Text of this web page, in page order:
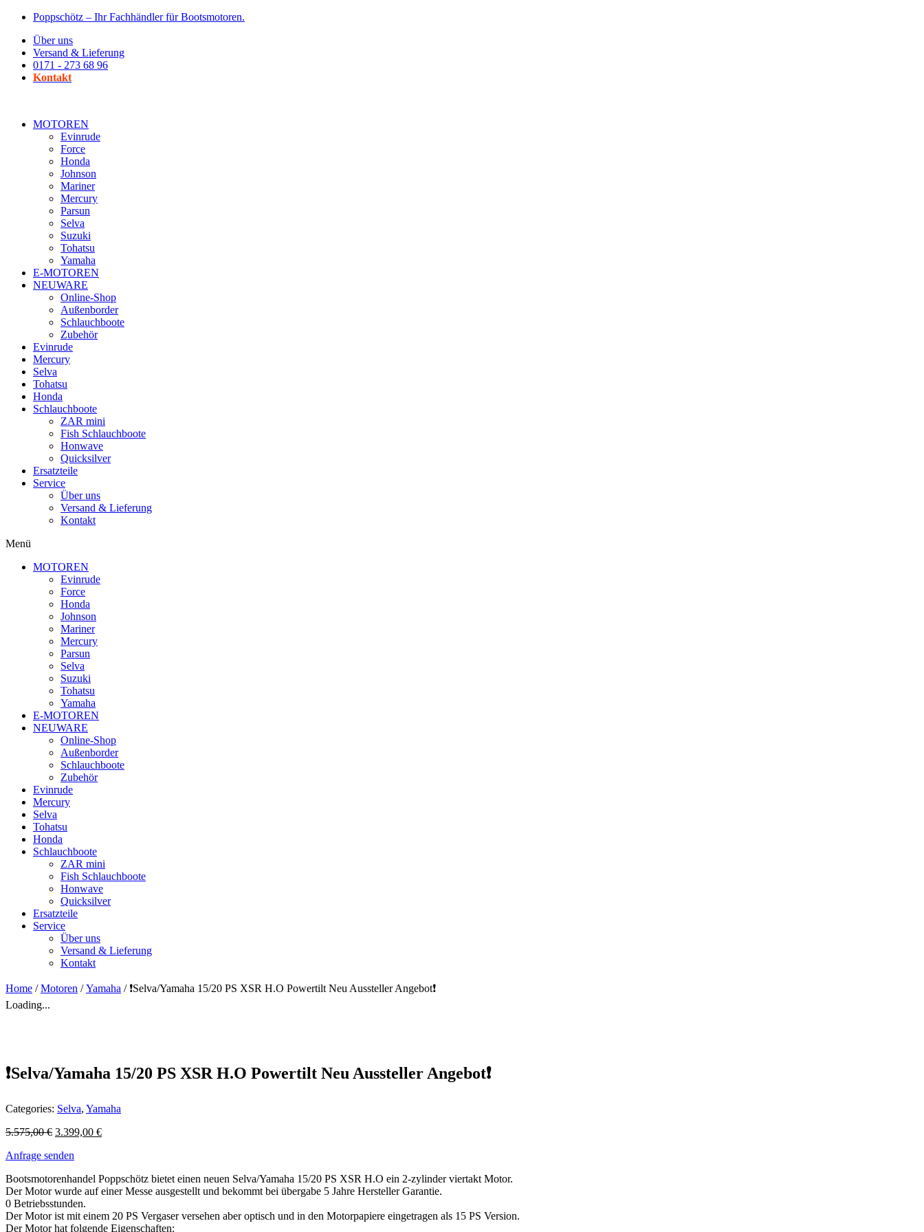
Zum
wechseln
Poppschötz – Ihr Fachhändler für Bootsmotoren.
Über uns
Versand & Lieferung
0171 - 273 68 96
Kontakt
MOTOREN
Evinrude
Force
Honda
Johnson
Mariner
Mercury
Parsun
Selva
Suzuki
Tohatsu
Yamaha
E-MOTOREN
NEUWARE
Online-Shop
Außenborder
Schlauchboote
Zubehör
Evinrude
Mercury
Selva
Tohatsu
Honda
Schlauchboote
ZAR mini
Fish Schlauchboote
Honwave
Quicksilver
Ersatzteile
Service
Über uns
Versand & Lieferung
Kontakt
Menü
MOTOREN
Evinrude
Force
Honda
Johnson
Mariner
Mercury
Parsun
Selva
Suzuki
Tohatsu
Yamaha
E-MOTOREN
NEUWARE
Online-Shop
Außenborder
Schlauchboote
Zubehör
Evinrude
Mercury
Selva
Tohatsu
Honda
Schlauchboote
ZAR mini
Fish Schlauchboote
Honwave
Quicksilver
Ersatzteile
Service
Über uns
Versand & Lieferung
Kontakt
Home /Motoren /Yamaha / ❗Selva/Yamaha 15/20 PS XSR H.O Powertilt Neu Aussteller Angebot❗
Loading...
❗Selva/Yamaha 15/20 PS XSR H.O Powertilt Neu Aussteller Angebot❗
Categories: Selva, Yamaha
5.575,00€ 3.399,00 €
Anfrage senden
Bootsmotorenhandel Poppschötz bietet einen neuen Selva/Yamaha 15/20 PS XSR H.O ein 2-zylinder viertakt Motor.
Der Motor wurde auf einer Messe ausgestellt und bekommt bei übergabe 5 Jahre Hersteller Garantie.
0 Betriebsstunden.
Der Motor ist mit einem 20 PS Vergaser versehen aber optisch und in den Motorpapiere eingetragen als 15 PS Version.
Der Motor hat folgende Eigenschaften: